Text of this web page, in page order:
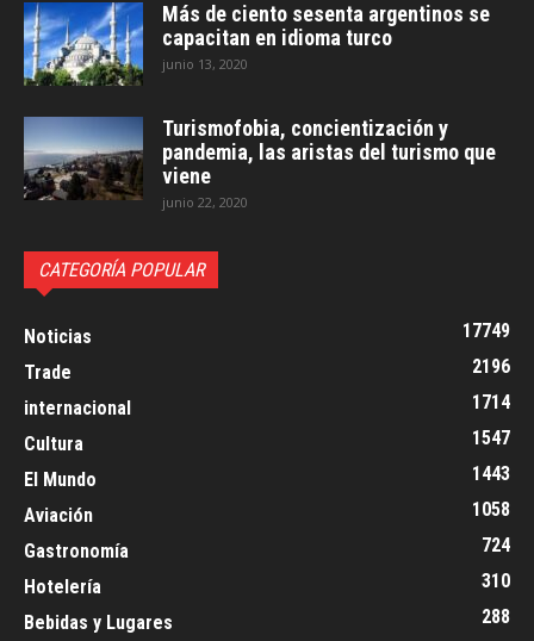
Más de ciento sesenta argentinos se
capacitan en idioma turco
junio 13, 2020
Turismofobia, concientización y
pandemia, las aristas del turismo que
viene
junio 22, 2020
CATEGORÍA POPULAR
Noticias
17749
Trade
2196
internacional
1714
Cultura
1547
El Mundo
1443
Aviación
1058
Gastronomía
724
Hotelería
310
Bebidas y Lugares
288